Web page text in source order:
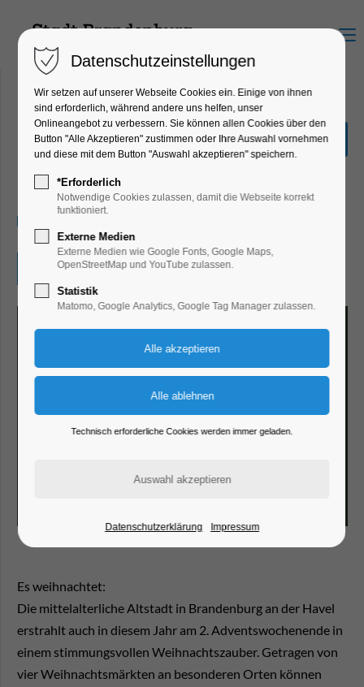
Menu
Weihnachtszauber
Altstadt im Frey-Haus
Kinder, Jugend, Kunst
Eintritt frei
Es weihnachtet:
Die mittelalterliche Altstadt in Brandenburg an der Havel
erstrahlt auch in diesem Jahr am 2. Adventswochenende in
einem stimmungsvollen Weihnachtszauber. Getragen von
vier Weihnachtsmärkten an besonderen Orten können
Datenschutzeinstellungen
Wir setzen auf unserer Webseite Cookies ein. Einige von ihnen
sind erforderlich, während andere uns helfen, unser
Onlineangebot zu verbessern. Sie können allen Cookies über den
Button "Alle Akzeptieren" zustimmen oder Ihre Auswahl vornehmen
und diese mit dem Button "Auswahl akzeptieren" speichern.
*Erforderlich
Notwendige Cookies zulassen, damit die Webseite korrekt
funktioniert.
Externe Medien
Externe Medien wie Google Fonts, Google Maps,
OpenStreetMap und YouTube zulassen.
Statistik
Matomo, Google Analytics, Google Tag Manager zulassen.
Technisch erforderliche Cookies werden immer geladen.
Datenschutzerklärung Impressum